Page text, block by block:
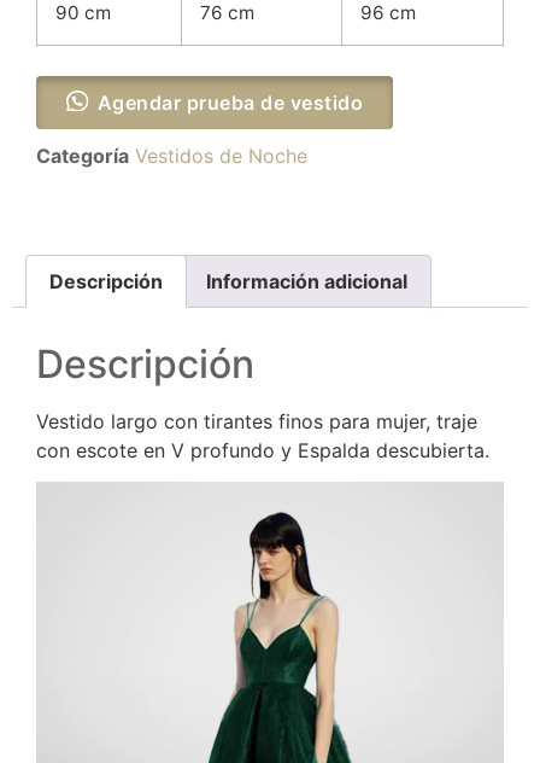
90 cm 76 cm 96 cm
Agendar prueba de vestido
Categoría Vestidos de Noche
Descripción Información adicional
Descripción
Vestido largo con tirantes finos para mujer, traje
con escote en V profundo y Espalda descubierta.